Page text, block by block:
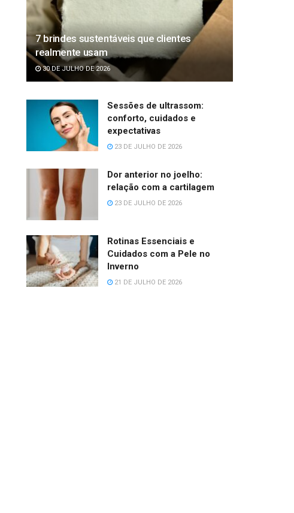
7 brindes sustentáveis que clientes
realmente usam
30 DE JULHO DE 2026
Sessões de ultrassom:
conforto, cuidados e
expectativas
23 DE JULHO DE 2026
Dor anterior no joelho:
relação com a cartilagem
23 DE JULHO DE 2026
Rotinas Essenciais e
Cuidados com a Pele no
Inverno
21 DE JULHO DE 2026